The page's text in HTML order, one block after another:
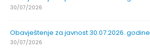
30/07/2026
Obavještenje za javnost 30.07.2026. godine
30/07/2026